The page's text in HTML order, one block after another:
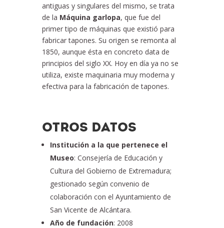
antiguas y singulares del mismo, se trata
de la Máquina garlopa, que fue del
primer tipo de máquinas que existió para
fabricar tapones. Su origen se remonta al
1850, aunque ésta en concreto data de
principios del siglo XX. Hoy en día ya no se
utiliza, existe maquinaria muy moderna y
efectiva para la fabricación de tapones.
OTROS DATOS
Institución a la que pertenece el
Museo: Consejería de Educación y
Cultura del Gobierno de Extremadura;
gestionado según convenio de
colaboración con el Ayuntamiento de
San Vicente de Alcántara.
Año de fundación: 2008